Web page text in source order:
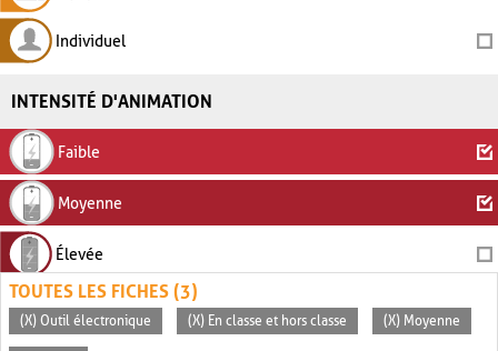
Individuel
INTENSITÉ D'ANIMATION
Faible
Moyenne
Élevée
TOUTES LES FICHES (3)
(X) Outil électronique (X) En classe et hors classe (X) Moyenne